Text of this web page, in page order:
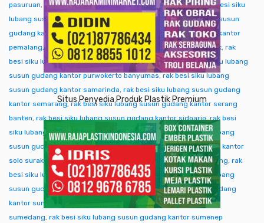
pasuruan, rak besi siku lubang susun gudang kantor pati,rak besi siku
lubang susun gudang kantor pekalongan
rak besi siku lubang susun
gudang kantor pekanbaru,rak besi siku lubang susun gudang kantor
pemalang, rak besi siku lubang susun gudang kantor pontianak, rak
besi siku lubang susun gudang kantor purwakarta,rak besi siku lubang
susun gudang kantor purwokerto banyumas, rak besi siku lubang
susun gudang kantor samarinda, rak besi siku lubang susun gudang
kantor semarang,rak besi siku lubang susun gudang kantor serang
banten, rak besi siku lubang susun gudang kantor sidoarjo,rak besi
siku lubang susun gudang kantor singkawang,rak besi siku lubang
susun gudang kantor sofifi,rak besi siku lubang susun gudang kantor
solo surakarta,rak besi siku lubang susun gudang kantor sorong, rak
besi siku lubang susun gudang kantor subang,rak besi siku lubang
susun gudang kantor sukabumi,rak besi siku lubang susun gudang
kantor sumba ntt
rak besi siku lubang susun gudang kantor
sumedang, rak besi siku lubang susun gudang kantor sumenep
Situs Penyedia Produk Plastik Premium